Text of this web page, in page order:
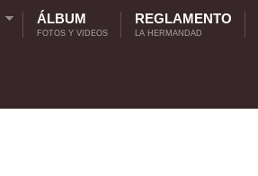
ÁLBUM
FOTOS Y VIDEOS
REGLAMENTO
LA HERMANDAD